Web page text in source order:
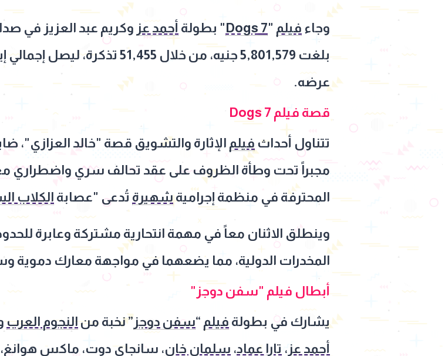
وجاء فيلم "
7 Dogs " بطولة أحمد عز وكريم عبد العزيز في
عرضه.
قصة فيلم 7 Dogs
تتناول أحداث فيلم الإثارة والتشويق قصة "خالد العزازي"،
مجبراً تحت وطأة الظروف على عقد تحالف سري واضطراري مع
المحترفة في منظمة إجراميةشهيرة تُدعى "عصابة الكلاب
وينطلق الاثنان معاً في مهمة انتحارية مشتركة وعابرة
المخدرات الدولية، مما يضعهما في مواجهة معارك دموية
أبطال فيلم "سفن دوجز"
يشارك في بطولة فيلم “سفن دوجز ” نخبة من النجوم العرب
أحمد عز ، تارا عماد، سلمان خان، سانجاي دوت، ماكس هوانغ،